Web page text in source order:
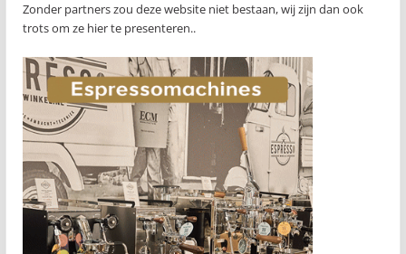
Zonder partners zou deze website niet bestaan, wij zijn dan ook
trots om ze hier te presenteren..